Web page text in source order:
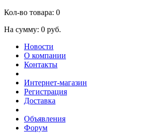
Кол-во товара: 0
На сумму: 0 руб.
Новости
О компании
Контакты
Интернет-магазин
Регистрация
Доставка
Объявления
Форум